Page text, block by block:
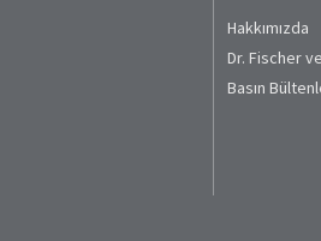
Hakkımızda
Dr. Fischer
Basın